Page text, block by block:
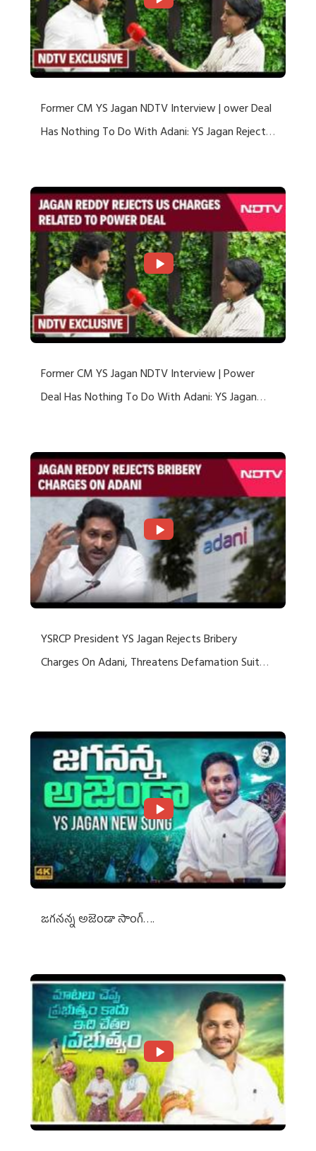
Former CM YS Jagan NDTV Interview | ower Deal
Has Nothing To Do With Adani: YS Jagan Rejects
Former CM YS Jagan NDTV Interview | Power
Deal Has Nothing To Do With Adani: YS Jagan
YSRCP President YS Jagan Rejects Bribery
Charges On Adani, Threatens Defamation Suit
జగనన్న అజెండా సాంగ్….